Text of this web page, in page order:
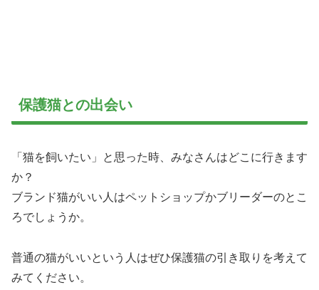
保護猫との出会い
「猫を飼いたい」と思った時、みなさんはどこに行きます
か？
ブランド猫がいい人はペットショップかブリーダーのとこ
ろでしょうか。
普通の猫がいいという人はぜひ保護猫の引き取りを考えて
みてください。